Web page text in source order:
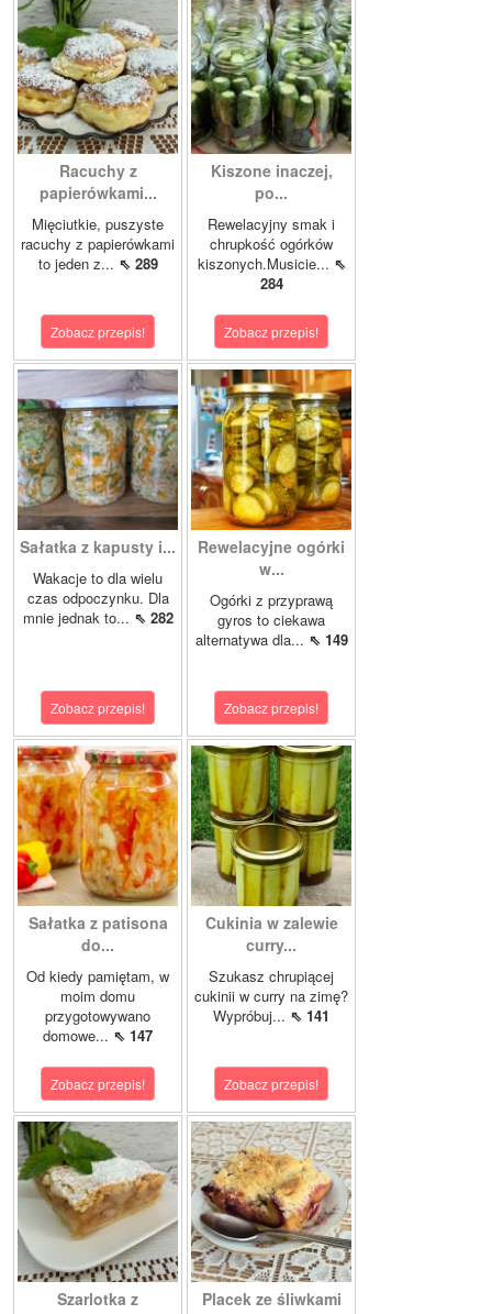
Racuchy z
papierówkami...
Mięciutkie, puszyste
racuchy z papierówkami
to jeden z... ⇖ 289
Zobacz przepis!
Kiszone inaczej,
po...
Rewelacyjny smak i
chrupkość ogórków
kiszonych.Musicie... ⇖
284
Zobacz przepis!
Sałatka z kapusty i...
Wakacje to dla wielu
czas odpoczynku. Dla
mnie jednak to... ⇖ 282
Zobacz przepis!
Rewelacyjne ogórki
w...
Ogórki z przyprawą
gyros to ciekawa
alternatywa dla... ⇖ 149
Zobacz przepis!
Sałatka z patisona
do...
Od kiedy pamiętam, w
moim domu
przygotowywano
domowe... ⇖ 147
Zobacz przepis!
Cukinia w zalewie
curry...
Szukasz chrupiącej
cukinii w curry na zimę?
Wypróbuj... ⇖ 141
Zobacz przepis!
Szarlotka z
Placek ze śliwkami